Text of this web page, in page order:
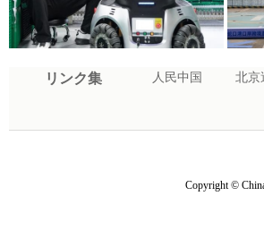
リンク集 人民中国 北京